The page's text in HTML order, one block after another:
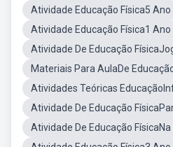
Atividade Educação Física5 Ano
Atividade Educação Física1 Ano
Atividade De Educação
Materiais Para AulaDe
Atividades Teóricas
Atividade De Educação
Atividade De Educação